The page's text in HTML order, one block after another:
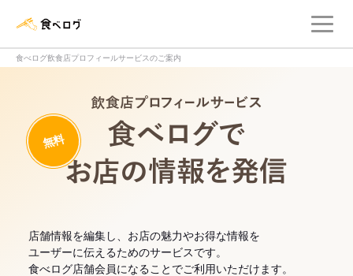
食べログ飲食店プロフィールサービスのご案内
無料
店舗情報を編集し、お店の魅力やお得な情報を
ユーザーに伝えるためのサービスです。
食べログ店舗会員になることでご利用いただけます。